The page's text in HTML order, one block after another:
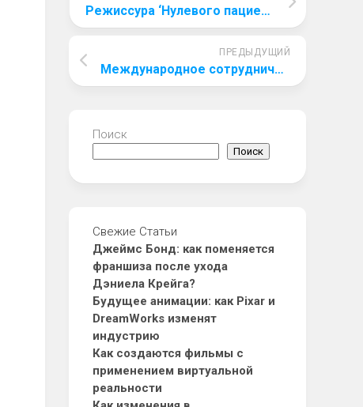
Режиссура ‘Нулевого пациента’: стиль и подход к созданию драматического контекста
ПРЕДЫДУЩИЙ
Международное сотрудничество в борьбе с эпидемиями: уроки из ‘Нулевого пациента
Поиск
Поиск
Свежие Статьи
Джеймс Бонд: как поменяется
франшиза после ухода
Дэниела Крейга?
Будущее анимации: как Pixar и
DreamWorks изменят
индустрию
Как создаются фильмы с
применением виртуальной
реальности